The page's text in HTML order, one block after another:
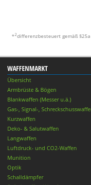
*2differenzbesteuert gemäß
WAFFENMARKT
Übersicht
Armbrüste & Bögen
Blankwaffen (Messer u.ä.)
Gas-, Signal-,
Kurzwaffen
Deko- & Salutwaffen
Langwaffen
Luftdruck- und CO2-Waffen
Munition
Optik
Schalldämpfer